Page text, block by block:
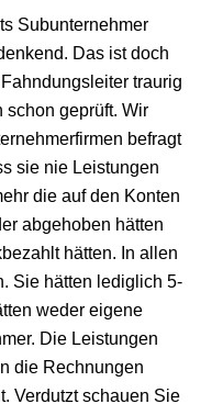
Subunternehmer
Das ist doch
traurig
schon geprüft. Wir
befragt
sie nie Leistungen
die auf den Konten
abgehoben hätten
hätten. In allen
Sie hätten lediglich 5-
weder eigene
Die Leistungen
die Rechnungen
Verdutzt schauen Sie